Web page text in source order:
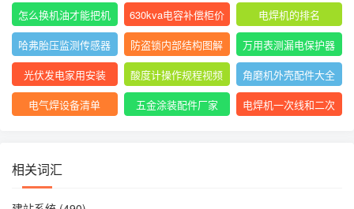
是什么
与制作
指纹
怎么换机油才能把机
油放干净
630kva电容补偿柜价
格
电焊机的排名
哈弗胎压监测传感器
防盗锁内部结构图解
图片
万用表测漏电保护器
短路怎么回事
光伏发电家用安装 酸度计操作规程视频
角磨机外壳配件大全
电气焊设备清单
五金涂装配件厂家
电焊机一次线和二次
相关词汇